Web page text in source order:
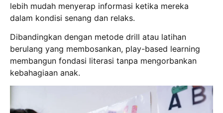
lebih mudah menyerap informasi ketika mereka
dalam kondisi senang dan relaks.
Dibandingkan dengan metode drill atau latihan
berulang yang membosankan, play-based learning
membangun fondasi literasi tanpa mengorbankan
kebahagiaan anak.